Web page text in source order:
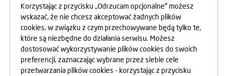
Korzystając z przycisku „Odrzucam opcjonalne” możesz
wskazać, że nie chcesz akceptować żadnych plików
cookies, w związku z czym przechowywane będą tylko te,
które są niezbędne do działania serwisu. Możesz
dostosować wykorzystywanie plików cookies do swoich
preferencji, zaznaczając wybrane przez siebie cele
przetwarzania plików cookies - korzystając z przycisku